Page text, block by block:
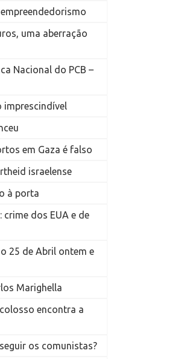
uma aberração
Nacional do PCB –
imprescindível
em Gaza é falso
israelense
à porta
dos EUA e de
25 de Abril ontem e
Marighella
encontra a
os comunistas?